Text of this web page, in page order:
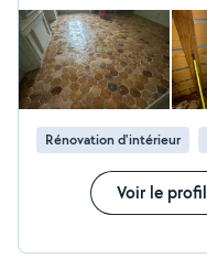
Rénovation d'intérieur
Voir le profil